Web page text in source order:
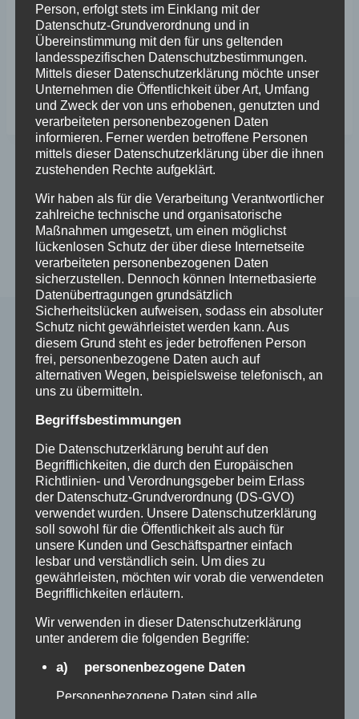
Schlagworte:
#Corona-Zeit
Beitragsnavigation
Auto Centrum Stange:
Verkauf wieder
geöffnet
Jetzt Termin
vereinbaren mit der
Sonne!
Ähnliche Beiträge
Heimat-shoppen 2024
2024-08-28 Vereins-News
Person, erfolgt stets im Einklang mit der
Datenschutz-Grundverordnung und in
Übereinstimmung mit den für uns geltenden
landesspezifischen Datenschutzbestimmungen.
Mittels dieser Datenschutzerklärung möchte unser
Unternehmen die Öffentlichkeit über Art, Umfang
und Zweck der von uns erhobenen, genutzten und
verarbeiteten personenbezogenen Daten
informieren. Ferner werden betroffene Personen
mittels dieser Datenschutzerklärung über die ihnen
zustehenden Rechte aufgeklärt.
Wir haben als für die Verarbeitung Verantwortlicher
zahlreiche technische und organisatorische
Maßnahmen umgesetzt, um einen möglichst
lückenlosen Schutz der über diese Internetseite
verarbeiteten personenbezogenen Daten
sicherzustellen. Dennoch können Internetbasierte
Datenübertragungen grundsätzlich
Sicherheitslücken aufweisen, sodass ein absoluter
Schutz nicht gewährleistet werden kann. Aus
diesem Grund steht es jeder betroffenen Person
frei, personenbezogene Daten auch auf
alternativen Wegen, beispielsweise telefonisch, an
uns zu übermitteln.
Begriffsbestimmungen
Die Datenschutzerklärung beruht auf den
Begrifflichkeiten, die durch den Europäischen
Richtlinien- und Verordnungsgeber beim Erlass
der Datenschutz-Grundverordnung (DS-GVO)
verwendet wurden. Unsere Datenschutzerklärung
soll sowohl für die Öffentlichkeit als auch für
unsere Kunden und Geschäftspartner einfach
lesbar und verständlich sein. Um dies zu
gewährleisten, möchten wir vorab die verwendeten
Begrifflichkeiten erläutern.
Wir verwenden in dieser Datenschutzerklärung
unter anderem die folgenden Begriffe:
a) personenbezogene Daten
Personenbezogene Daten sind alle